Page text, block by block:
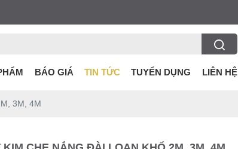
BÁO GIÁ TIN TỨC TUYỂN DỤNG LIÊN HỆ
3M, 4M